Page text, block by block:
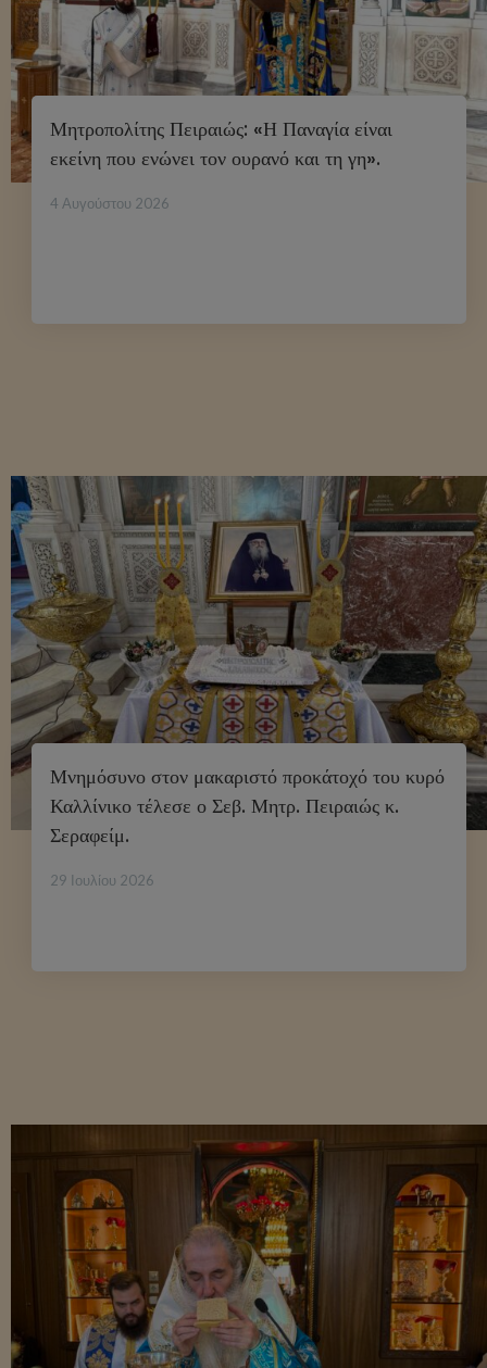
Μητροπολίτης Πειραιώς: «Η Παναγία είναι
εκείνη που ενώνει τον ουρανό και τη γη».
4 Αυγούστου 2026
Μνημόσυνο στον μακαριστό προκάτοχό του κυρό
Καλλίνικο τέλεσε ο Σεβ. Μητρ. Πειραιώς κ.
Σεραφείμ.
29 Ιουλίου 2026